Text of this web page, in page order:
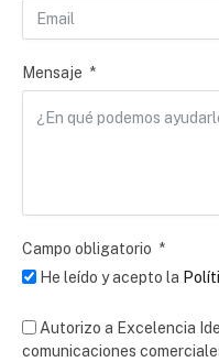
Mensaje
Campo obligatorio
He leído y acepto la
Autorizo a Excelencia
comunicaciones